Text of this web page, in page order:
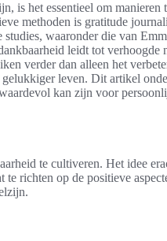
is het essentieel om manieren
methoden is gratitude
waaronder die van
leidt tot verhoogde
verder dan alleen het
leven. Dit artikel
kan zijn voor
te cultiveren. Het idee
richten op de positieve